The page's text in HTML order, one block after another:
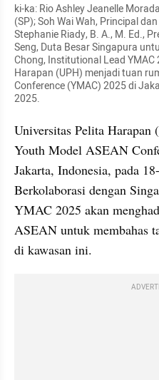
ki-ka: Rio Ashley Jeanelle
(SP); Soh Wai Wah, Principal
Stephanie Riady, B. A., M. Ed.,
Seng, Duta Besar Singapura
Chong, Institutional Lead
Harapan (UPH) menjadi tuan
Conference (YMAC) 2025 di
2025.
Universitas Pelita
Youth Model ASEAN
Jakarta, Indonesia, pada
Berkolaborasi dengan
YMAC 2025 akan
ASEAN untuk membahas
di kawasan ini.